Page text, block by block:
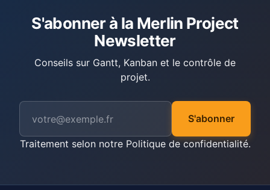
S'abonner à la Merlin Project
Newsletter
Conseils sur Gantt, Kanban et le contrôle de
projet.
S'abonner
Traitement selon notre Politique de confidentialité.